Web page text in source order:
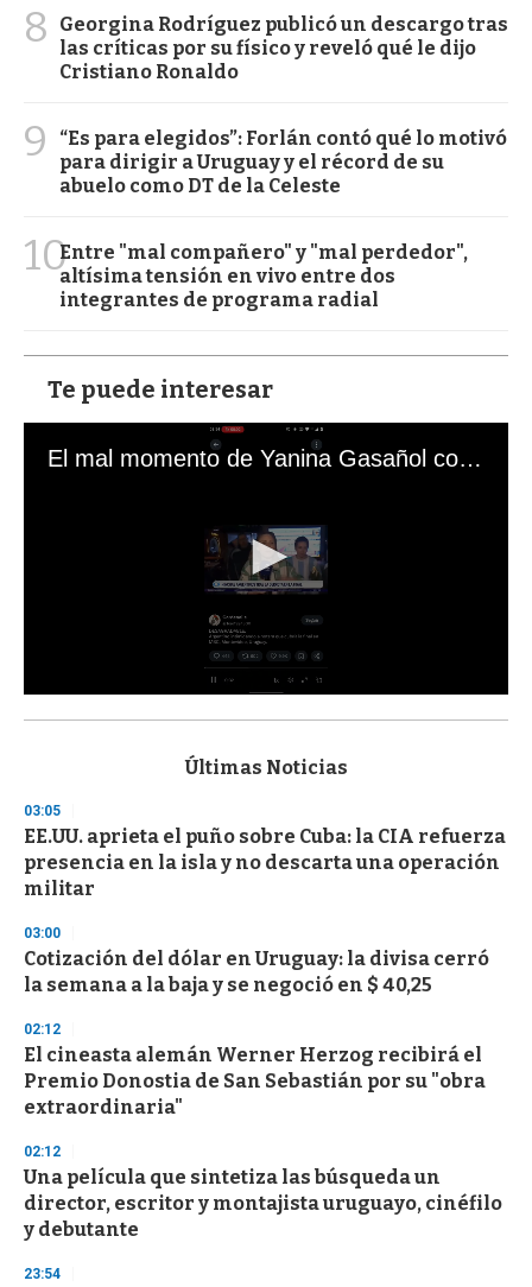
8
Georgina Rodríguez publicó un descargo tras
las críticas por su físico y reveló qué le dijo
Cristiano Ronaldo
9
“Es para elegidos”: Forlán contó qué lo motivó
para dirigir a Uruguay y el récord de su
abuelo como DT de la Celeste
10Entre "mal compañero" y "mal perdedor",
altísima tensión en vivo entre dos
integrantes de programa radial
Te puede interesar
El mal momento de Yanina Gasañol con un hincha argentino en "Subrayado"
s
d
s
o
f
3
s
e
c
o
d
s
Últimas Noticias
03:05
EE.UU. aprieta el puño sobre Cuba: la CIA refuerza
presencia en la isla y no descarta una operación
militar
03:00
Cotización del dólar en Uruguay: la divisa cerró
la semana a la baja y se negoció en $ 40,25
02:12
El cineasta alemán Werner Herzog recibirá el
Premio Donostia de San Sebastián por su "obra
extraordinaria"
02:12
Una película que sintetiza las búsqueda un
director, escritor y montajista uruguayo, cinéfilo
y debutante
23:54